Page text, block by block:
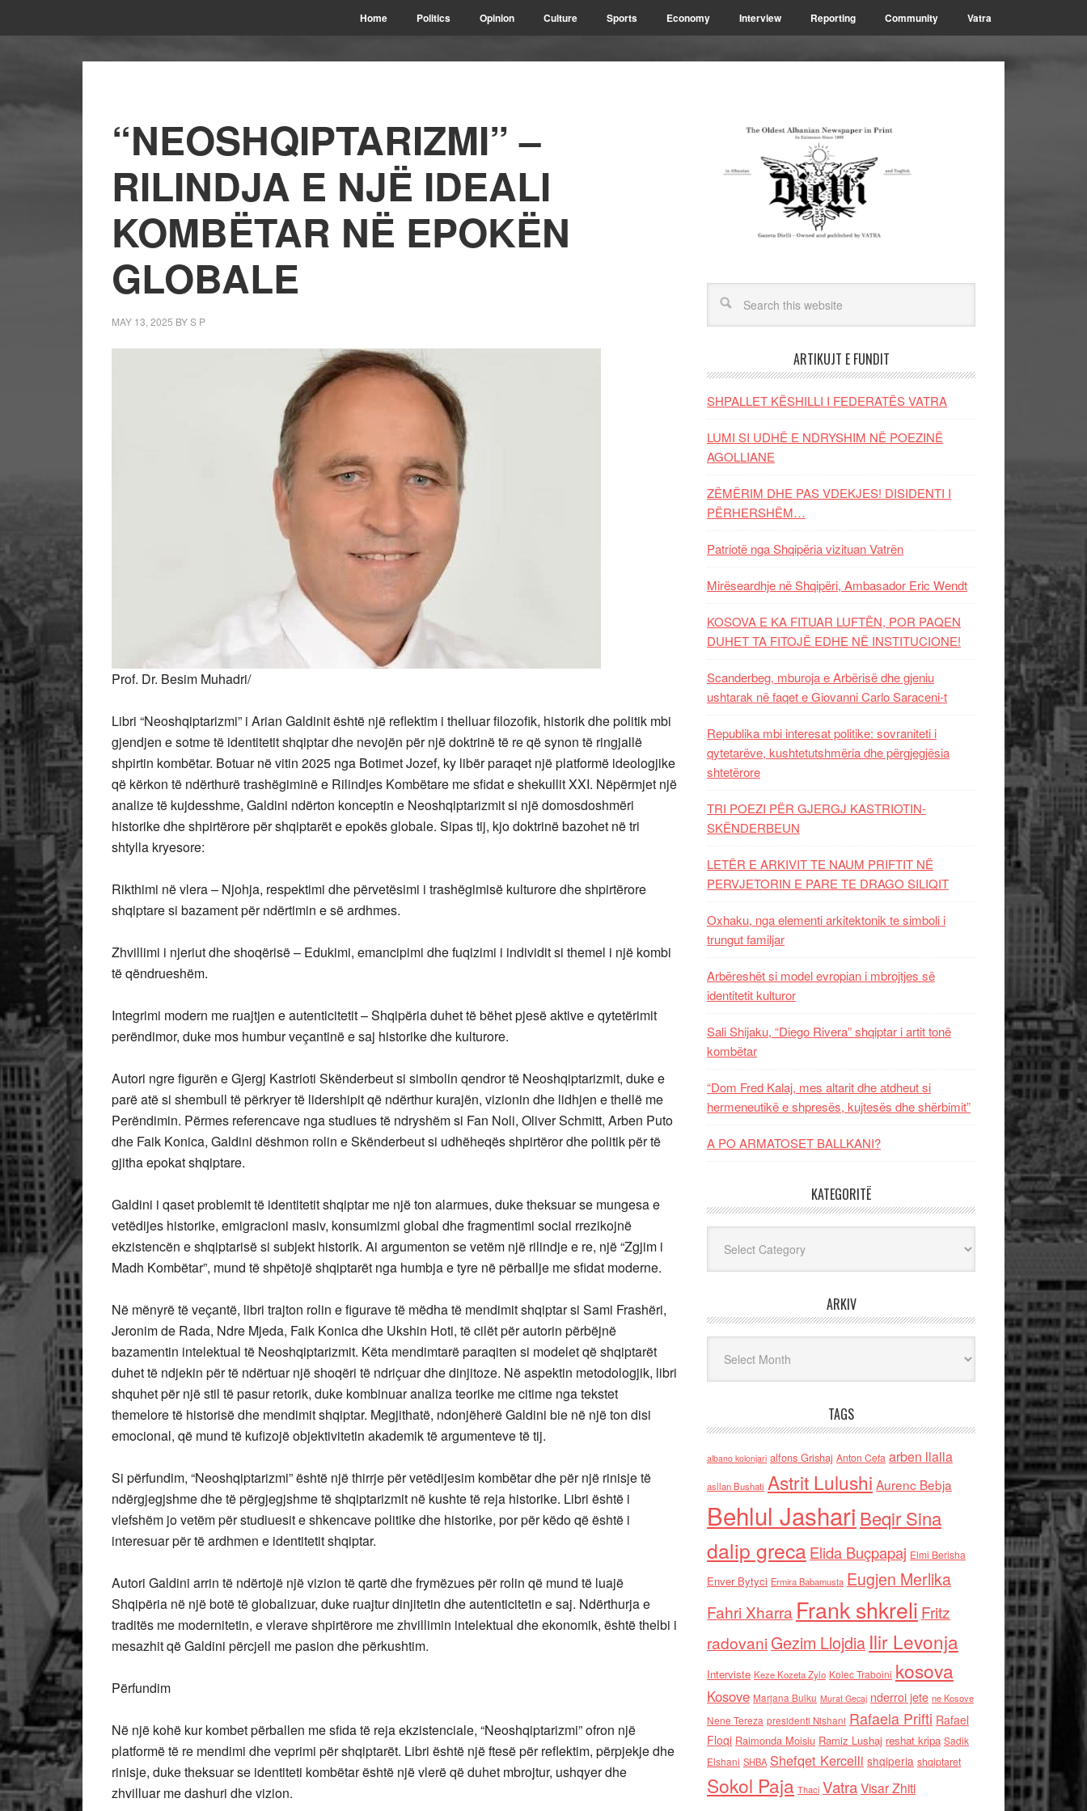
Home Politics Opinion Culture Sports Economy Interview Reporting Community Vatra
“NEOSHQIPTARIZMI” –
RILINDJA E NJË IDEALI
KOMBËTAR NË EPOKËN
GLOBALE
MAY 13, 2025 BYS P
Prof. Dr. Besim Muhadri/
Libri “Neoshqiptarizmi” i Arian Galdinit është një reflektim i thelluar filozofik, historik dhe politik mbi
gjendjen e sotme të identitetit shqiptar dhe nevojën për një doktrinë të re që synon të ringjallë
shpirtin kombëtar. Botuar në vitin 2025 nga Botimet Jozef, ky libër paraqet një platformë ideologjike
që kërkon të ndërthurë trashëgiminë e Rilindjes Kombëtare me sfidat e shekullitXXI. Nëpërmjet një
analize të kujdesshme, Galdini ndërton konceptin e Neoshqiptarizmit si një domosdoshmëri
historike dhe shpirtërore për shqiptarët e epokës globale. Sipas tij, kjo doktrinë bazohet në tri
shtylla kryesore:
Rikthimi në vlera – Njohja, respektimi dhe përvetësimi i trashëgimisë kulturore dhe shpirtërore
shqiptare si bazament për ndërtimin e së ardhmes.
Zhvillimi i njeriut dhe shoqërisë – Edukimi, emancipimi dhe fuqizimi i individit si themel i një kombi
të qëndrueshëm.
Integrimi modern me ruajtjen e autenticitetit – Shqipëria duhet të bëhet pjesë aktive e qytetërimit
perëndimor, duke mos humbur veçantinë e saj historike dhe kulturore.
Autori ngre figurën e Gjergj Kastrioti Skënderbeut si simbolin qendror të Neoshqiptarizmit, duke e
parë atë si shembull të përkryer të lidershipit që ndërthur kurajën, vizionin dhe lidhjen e thellë me
Perëndimin. Përmes referencave nga studiues të ndryshëm si Fan Noli, Oliver Schmitt, Arben Puto
dhe Faik Konica, Galdini dëshmon rolin e Skënderbeut si udhëheqës shpirtëror dhe politik për të
gjitha epokat shqiptare.
Galdini i qaset problemit të identitetit shqiptar me një ton alarmues, duke theksuar se mungesa e
vetëdijes historike, emigracioni masiv, konsumizmi global dhe fragmentimi social rrezikojnë
ekzistencën e shqiptarisë si subjekt historik. Ai argumenton se vetëm një rilindje e re, një “Zgjim i
Madh Kombëtar”, mund të shpëtojë shqiptarët nga humbja e tyre në përballje me sfidat moderne.
Në mënyrë të veçantë, libri trajton rolin e figurave të mëdha të mendimit shqiptar si Sami Frashëri,
Jeronim de Rada, Ndre Mjeda, Faik Konica dhe Ukshin Hoti, të cilët për autorin përbëjnë
bazamentin intelektual të Neoshqiptarizmit. Këta mendimtarë paraqiten si modelet që shqiptarët
duhet të ndjekin për të ndërtuar një shoqëri të ndriçuar dhe dinjitoze. Në aspektin metodologjik, libri
shquhet për një stil të pasur retorik, duke kombinuar analiza teorike me citime nga tekstet
themelore të historisë dhe mendimit shqiptar. Megjithatë, ndonjëherë Galdini bie në një ton disi
emocional, që mund të kufizojë objektivitetin akademik të argumenteve të tij.
Si përfundim, “Neoshqiptarizmi” është një thirrje për vetëdijesim kombëtar dhe për një rinisje të
ndërgjegjshme dhe të përgjegjshme të shqiptarizmit në kushte të reja historike. Libri është i
vlefshëm jo vetëm për studiuesit e shkencave politike dhe historike, por për këdo që është i
interesuar për të ardhmen e identitetit shqiptar.
Autori Galdini arrin të ndërtojë një vizion të qartë dhe frymëzues për rolin që mund të luajë
Shqipëria në një botë të globalizuar, duke ruajtur dinjitetin dhe autenticitetin e saj. Ndërthurja e
traditës me modernitetin, e vlerave shpirtërore me zhvillimin intelektual dhe ekonomik, është thelbi i
mesazhit që Galdini përcjell me pasion dhe përkushtim.
Përfundim
Në një kohë kur kombet përballen me sfida të reja ekzistenciale, “Neoshqiptarizmi” ofron një
platformë të re mendimi dhe veprimi për shqiptarët. Libri është një ftesë për reflektim, përpjekje dhe
rinisje, duke theksuar se identiteti kombëtar është një vlerë që duhet mbrojtur, ushqyer dhe
zhvilluar me dashuri dhe vizion.
ARTIKUJT E FUNDIT
SHPALLET KËSHILLI I FEDERATËS VATRA
LUMI SI UDHË E NDRYSHIM NË POEZINË
AGOLLIANE
ZËMËRIM DHE PAS VDEKJES! DISIDENTI I
PËRHERSHËM…
Patriotë nga Shqipëria vizituan Vatrën
Mirëseardhje në Shqipëri, Ambasador Eric Wendt
KOSOVA E KA FITUAR LUFTËN, POR PAQEN
DUHET TA FITOJË EDHE NË INSTITUCIONE!
Scanderbeg, mburoja e Arbërisë dhe gjeniu
ushtarak në faqet e Giovanni Carlo Saraceni-t
Republika mbi interesat politike: sovraniteti i
qytetarëve, kushtetutshmëria dhe përgjegjësia
shtetërore
TRI POEZI PËR GJERGJ KASTRIOTIN-
SKËNDERBEUN
LETËR E ARKIVIT TE NAUM PRIFTIT NË
PERVJETORIN E PARE TE DRAGO SILIQIT
Oxhaku, nga elementi arkitektonik te simboli i
trungut familjar
Arbëreshët si model evropian i mbrojtjes së
identitetit kulturor
Sali Shijaku, “Diego Rivera” shqiptar i artit tonë
kombëtar
“Dom Fred Kalaj, mes altarit dhe atdheut si
hermeneutikë e shpresës, kujtesës dhe shërbimit”
A PO ARMATOSET BALLKANI?
KATEGORITË
ARKIV
TAGS
albano kolonjari alfons Grishaj Anton Cefa arben llalla
asllan Bushati Astrit Lulushi Aurenc Bebja
Behlul Jashari Beqir Sina
dalip grecaElida Buçpapaj Elmi Berisha
Enver Bytyci Ermira Babamusta Eugjen Merlika
Fahri Xharra Frank shkreli Fritz
radovaniGezim Llojdia Ilir Levonja
Interviste Keze Kozeta Zylo Kolec Traboini kosova
Kosove Marjana Bulku Murat Gecaj nderroi jete ne Kosove
Nene Tereza presidenti Nishani Rafaela Prifti Rafael
Floqi Raimonda Moisiu Ramiz Lushaj reshat kripa Sadik
Elshani SHBA Shefqet Kercelli shqiperia shqiptaret
Sokol Paja Thaci VatraVisar Zhiti